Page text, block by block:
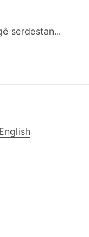
serdestan...
English